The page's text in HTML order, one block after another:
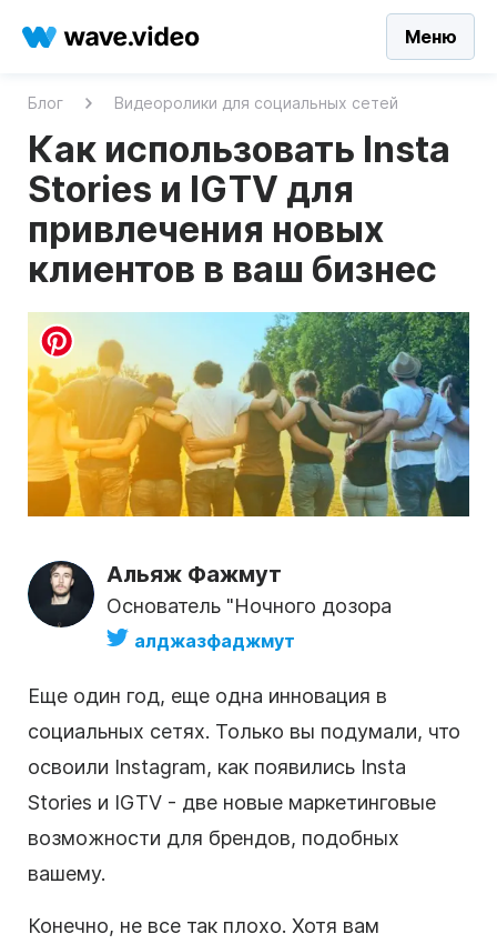
Меню
Блог Видеоролики для социальных сетей
Как использовать Insta
Stories и IGTV для
привлечения новых
клиентов в ваш бизнес
Альяж Фажмут
Основатель "Ночного дозора
алджазфаджмут
Еще один год, еще одна инновация в
социальных сетях. Только вы подумали, что
освоили Instagram, как появились Insta
Stories и IGTV - две новые маркетинговые
возможности для брендов, подобных
вашему.
Конечно, не все так плохо. Хотя вам